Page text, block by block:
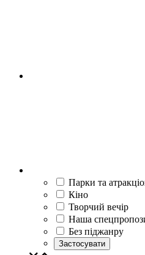
Парки та
Кіно
Творчий вечір
Наша
Без піджанру
Застосувати